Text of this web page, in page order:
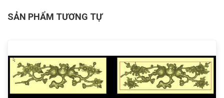
SẢN PHẨM TƯƠNG TỰ